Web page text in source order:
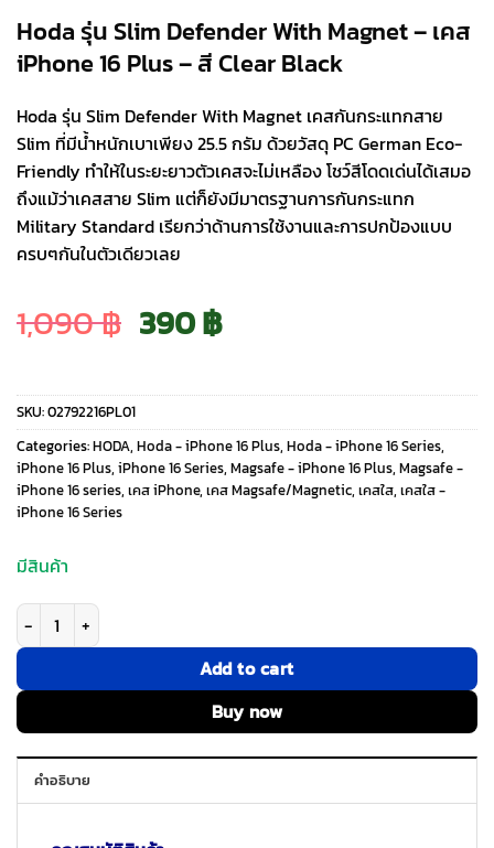
Hoda รุ่น Slim Defender With Magnet – เคส
iPhone 16 Plus – สี Clear Black
Hoda รุ่น Slim Defender With Magnet เคสกันกระแทกสาย
Slim ที่มีน้ำหนักเบาเพียง 25.5 กรัม ด้วยวัสดุ PC German Eco-
Friendly ทำให้ในระยะยาวตัวเคสจะไม่เหลือง โชว์สีโดดเด่นได้เสมอ
ถึงแม้ว่าเคสสาย Slim แต่ก็ยังมีมาตรฐานการกันกระแทก
Military Standard เรียกว่าด้านการใช้งานและการปกป้องแบบ
ครบๆกันในตัวเดียวเลย
1,090฿ Original
price
was:
1,090 ฿.
390฿Current
price
is:
390 ฿.
SKU:02792216PL01
Categories:HODA, Hoda - iPhone 16 Plus, Hoda - iPhone 16 Series,
iPhone 16 Plus, iPhone 16 Series, Magsafe - iPhone 16 Plus, Magsafe -
iPhone 16 series, เคส iPhone, เคส Magsafe/Magnetic, เคสใส, เคสใส -
iPhone 16 Series
มีสินค้า
จำนวน Hoda รุ่น Slim Defender With Magnet - เคส iPhone 16 Plus - สี
Add to cart
Buy now
คำอธิบาย